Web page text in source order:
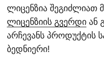
ლიცენზია შეგიძლიათ
ლიცენზიის გვერდი ან
არჩევანს პროდუქტის
ბედნიერი!